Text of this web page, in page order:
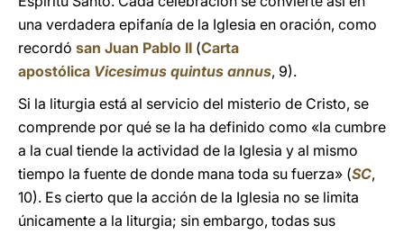
una verdadera epifanía de la Iglesia en oración, como
recordó san Juan Pablo II (Carta
apostólica Vicesimus quintus annus, 9).
Si la liturgia está al servicio del misterio de Cristo, se
comprende por qué se la ha definido como «la cumbre
a la cual tiende la actividad de la Iglesia y al mismo
tiempo la fuente de donde mana toda su fuerza» (SC,
10). Es cierto que la acción de la Iglesia no se limita
únicamente a la liturgia; sin embargo, todas sus